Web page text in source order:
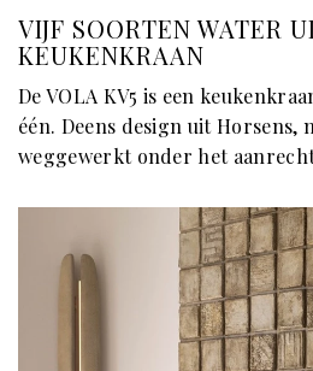
VIJF SOORTEN WATER
KEUKENKRAAN
De VOLA KV5 is een
één. Deens design uit Horsens,
weggewerkt onder het